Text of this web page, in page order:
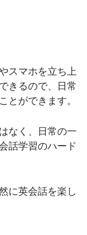
スマホを立ち上
きるので、日常
とができます。
なく、日常の一
話学習のハード
に英会話を楽し